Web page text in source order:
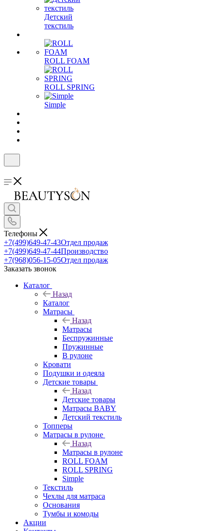
Детский
текстиль
ROLL FOAM
ROLL SPRING
Simple
Телефоны
+7(499)649-47-43Отдел продаж
+7(499)649-47-44Производство
+7(968)056-15-05Отдел продаж
Заказать звонок
Каталог
Назад
Каталог
Матрасы
Назад
Матрасы
Беспружинные
Пружинные
В рулоне
Кровати
Подушки и одеяла
Детские товары
Назад
Детские товары
Матрасы BABY
Детский текстиль
Топперы
Матрасы в рулоне
Назад
Матрасы в рулоне
ROLL FOAM
ROLL SPRING
Simple
Текстиль
Чехлы для матраса
Основания
Тумбы и комоды
Акции